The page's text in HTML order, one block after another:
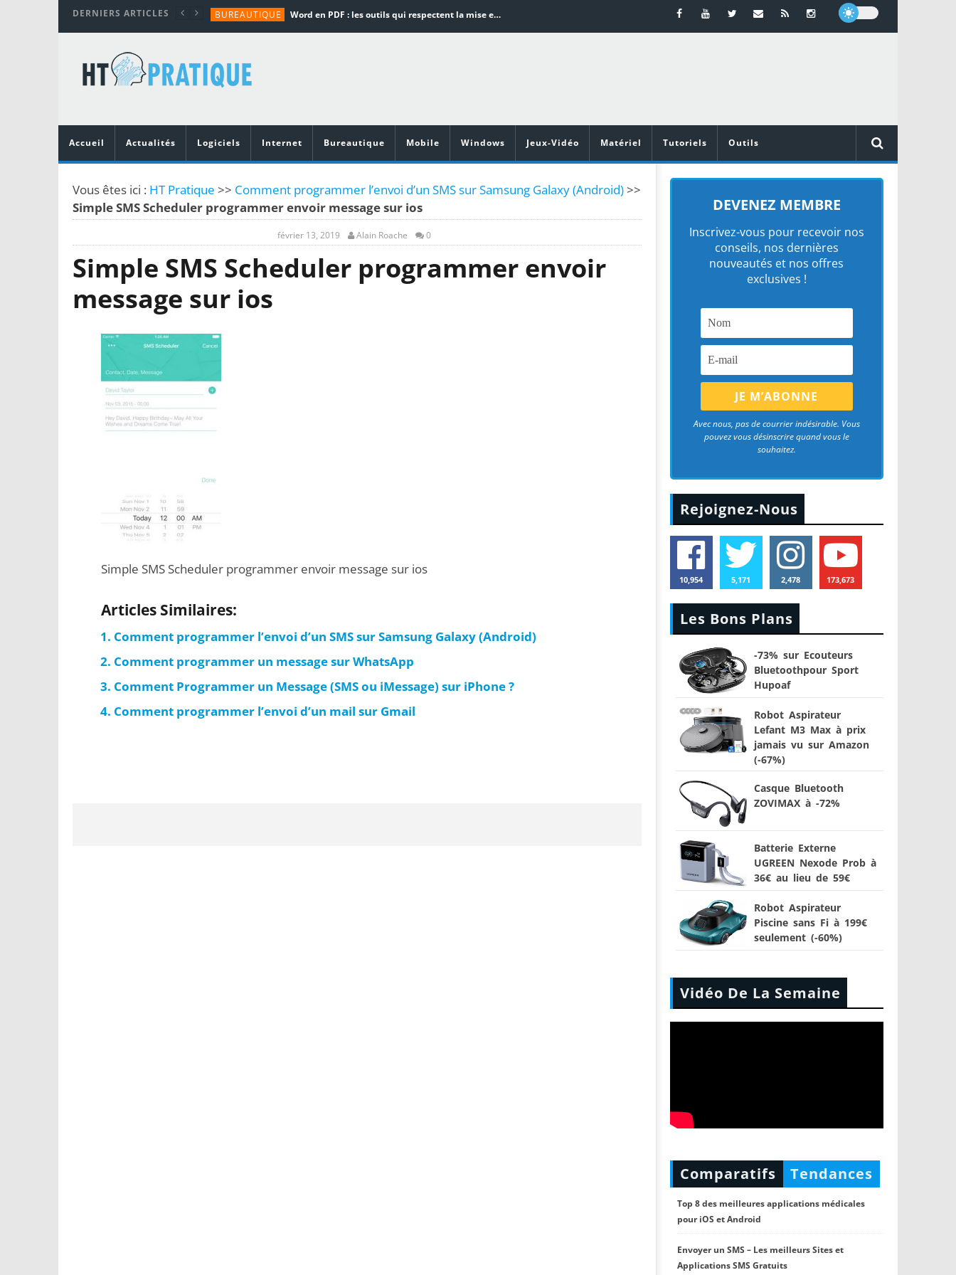
DERNIERS ARTICLES BUREAUTIQUE Word en PDF : les outils qui respectent la mise en page
TUTORIALS
MATÉRIEL
Vidéoprojecteurs Asus : Top 6 des meilleurs modèles de la marque
Accueil
Actualités Logiciels Internet Bureautique Mobile Windows Jeux-Vidéo Matériel Tutoriels Outils
Vous êtes ici : HT Pratique >> Comment programmer l’envoi d’un SMS sur Samsung Galaxy (Android)>>
Simple SMS Scheduler programmer envoir message sur ios
février 13, 2019 Alain Roache 0
Simple SMS Scheduler programmer envoir
message sur ios
Simple SMS Scheduler programmer envoir message sur ios
Articles Similaires:
Comment programmer l’envoi d’un SMS sur Samsung Galaxy (Android)
Comment programmer un message sur WhatsApp
Comment Programmer un Message (SMS ou iMessage) sur iPhone ?
Comment programmer l’envoi d’un mail sur Gmail
DEVENEZ MEMBRE
Inscrivez-vous pour recevoir nos
conseils, nos dernières
nouveautés et nos offres
exclusives !
Avec nous, pas de courrier indésirable. Vous
pouvez vous désinscrire quand vous le
souhaitez.
Rejoignez-Nous
10,954 5,171 2,478 173,673
Les Bons Plans
-73% sur Ecouteurs
Bluetoothpour Sport
Hupoaf
Robot Aspirateur
Lefant M3 Max à prix
jamais vu sur Amazon
(-67%)
Casque Bluetooth
ZOVIMAX à -72%
Batterie Externe
UGREEN Nexode Prob à
36€ au lieu de 59€
Robot Aspirateur
Piscine sans Fi à 199€
seulement (-60%)
Vidéo De La Semaine
Comparatifs Tendances
Top 8 des meilleures applications médicales
pour iOS et Android
Envoyer un SMS – Les meilleurs Sites et
Applications SMS Gratuits